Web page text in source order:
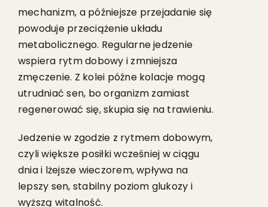
mechanizm, a późniejsze przejadanie się
powoduje przeciążenie układu
metabolicznego. Regularne jedzenie
wspiera rytm dobowy i zmniejsza
zmęczenie. Z kolei późne kolacje mogą
utrudniać sen, bo organizm zamiast
regenerować się, skupia się na trawieniu.
Jedzenie w zgodzie z rytmem dobowym,
czyli większe posiłki wcześniej w ciągu
dnia i lżejsze wieczorem, wpływa na
lepszy sen, stabilny poziom glukozy i
wyższą witalność.